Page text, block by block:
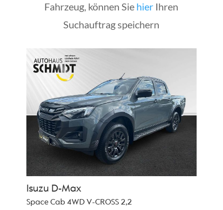
Fahrzeug, können Sie hier Ihren
Suchauftrag speichern
Isuzu D-Max
Space Cab 4WD V-CROSS 2,2